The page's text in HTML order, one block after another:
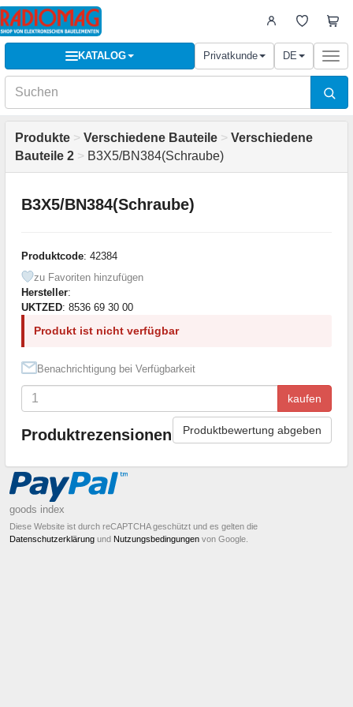
KATALOG Privatkunde DE
Produkte > Verschiedene Bauteile > Verschiedene
Bauteile 2 > B3X5/BN384(Schraube)
B3X5/BN384(Schraube)
Produktcode: 42384
zu Favoriten hinzufügen
Hersteller:
UKTZED: 8536 69 30 00
Produkt ist nicht verfügbar
Benachrichtigung bei Verfügbarkeit
kaufen
Produktrezensionen Produktbewertung abgeben
goods index
Diese Website ist durch reCAPTCHA geschützt und es gelten die
Datenschutzerklärung und Nutzungsbedingungen von Google.